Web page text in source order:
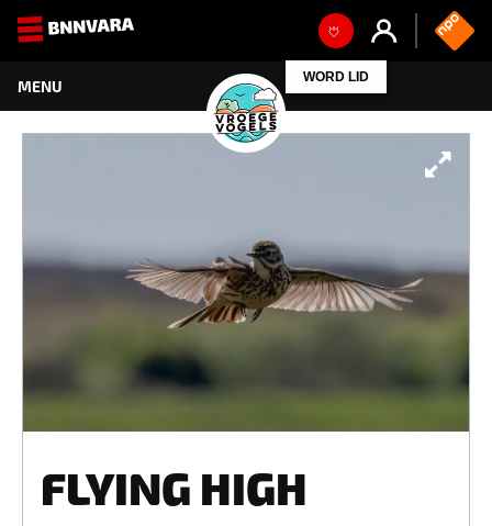
WORD LID
FLYING HIGH